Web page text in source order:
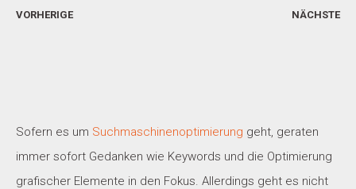
VORHERIGE NÄCHSTE
Sofern es um Suchmaschinenoptimierung geht, geraten
immer sofort Gedanken wie Keywords und die Optimierung
grafischer Elemente in den Fokus. Allerdings geht es nicht